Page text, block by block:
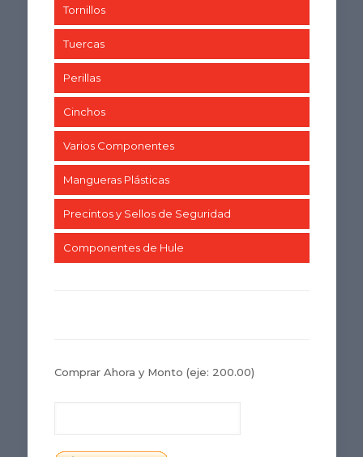
Tornillos
Tuercas
Perillas
Cinchos
Varios Componentes
Mangueras Plásticas
Precintos y Sellos de Seguridad
Componentes de Hule
Comprar Ahora y Monto (eje: 200.00)